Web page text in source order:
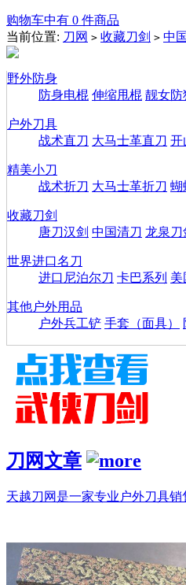
购物车中有 0 件商品
当前位置: 刀网 > 收藏刀剑 > 中
野外防身
防身电棍 伸缩甩棍 靓女防
户外刀具
战术直刀 大马士革直刀 开
精美小刀
战术折刀 大马士革折刀 蝴
收藏刀剑
唐刀汉剑 中国清刀 龙泉刀
世界进口名刀
进口尼泊尔刀 卡巴系列 美
其他户外用品
户外兵工铲 手套（面具）
刀网文章
天越刀网是一家专业户外刀具销